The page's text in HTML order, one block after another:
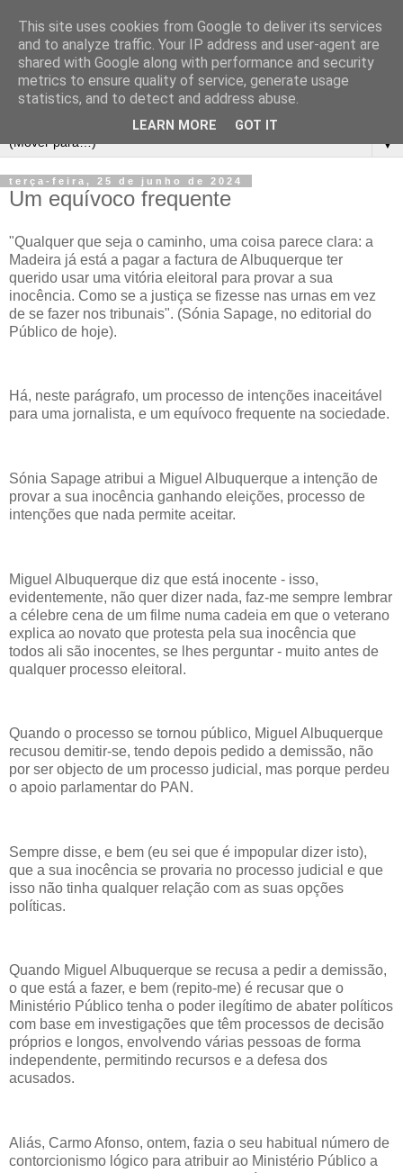
▼
terça-feira, 25 de junho de 2024
Um equívoco frequente
"Qualquer que seja o caminho, uma coisa parece clara: a
Madeira já está a pagar a factura de Albuquerque ter
querido usar uma vitória eleitoral para provar a sua
inocência. Como se a justiça se fizesse nas urnas em vez
de se fazer nos tribunais". (Sónia Sapage, no editorial do
Público de hoje).
Há, neste parágrafo, um processo de intenções inaceitável
para uma jornalista, e um equívoco frequente na sociedade.
Sónia Sapage atribui a Miguel Albuquerque a intenção de
provar a sua inocência ganhando eleições, processo de
intenções que nada permite aceitar.
Miguel Albuquerque diz que está inocente - isso,
evidentemente, não quer dizer nada, faz-me sempre lembrar
a célebre cena de um filme numa cadeia em que o veterano
explica ao novato que protesta pela sua inocência que
todos ali são inocentes, se lhes perguntar - muito antes de
qualquer processo eleitoral.
Quando o processo se tornou público, Miguel Albuquerque
recusou demitir-se, tendo depois pedido a demissão, não
por ser objecto de um processo judicial, mas porque perdeu
o apoio parlamentar do PAN.
Sempre disse, e bem (eu sei que é impopular dizer isto),
que a sua inocência se provaria no processo judicial e que
isso não tinha qualquer relação com as suas opções
políticas.
Quando Miguel Albuquerque se recusa a pedir a demissão,
o que está a fazer, e bem (repito-me) é recusar que o
Ministério Público tenha o poder ilegítimo de abater políticos
com base em investigações que têm processos de decisão
próprios e longos, envolvendo várias pessoas de forma
independente, permitindo recursos e a defesa dos
acusados.
Aliás, Carmo Afonso, ontem, fazia o seu habitual número de
contorcionismo lógico para atribuir ao Ministério Público a
This site uses cookies from Google to deliver its services
and to analyze traffic. Your IP address and user-agent are
shared with Google along with performance and security
metrics to ensure quality of service, generate usage
statistics, and to detect and address abuse.
LEARN MORE GOT IT